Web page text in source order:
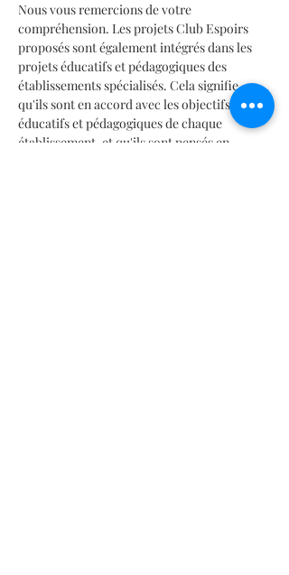
Nous vous remercions de votre
compréhension. Les projets Club Espoirs
proposés sont également intégrés dans les
projets éducatifs et pédagogiques des
établissements spécialisés. Cela signifie
qu'ils sont en accord avec les objectifs
éducatifs et pédagogiques de chaque
établissement, et qu'ils sont pensés en